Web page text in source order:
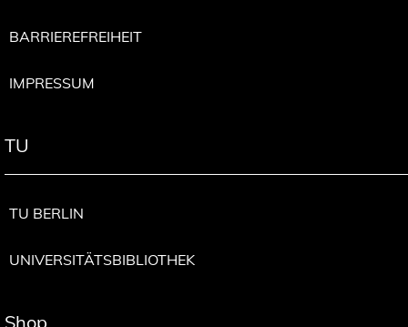
BARRIEREFREIHEIT
IMPRESSUM
TU
TU BERLIN
UNIVERSITÄTSBIBLIOTHEK
Shop